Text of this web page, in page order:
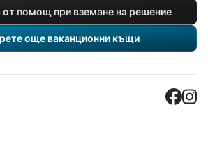
помощ при вземане на решение
още ваканционни къщи